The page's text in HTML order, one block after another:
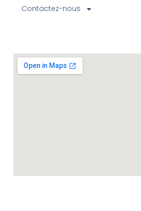
Contactez-nous